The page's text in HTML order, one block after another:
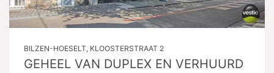
BILZEN-HOESELT, KLOOSTERSTRAAT 2
GEHEEL VAN DUPLEX EN VERHUURD